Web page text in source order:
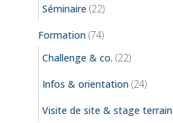
Séminaire (22)
Formation (74)
Challenge & co. (22)
Infos & orientation (24)
Visite de site & stage terrain